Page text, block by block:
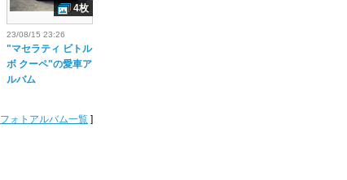
23/08/15 23:26
"マセラティ ビトル
ボ クーペ"の愛車ア
ルバム
4枚
フォトアルバム一覧 ]